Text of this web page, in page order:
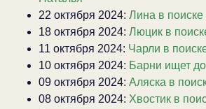
22 октября 2024: Лина в
18 октября 2024: Люцик в
11 октября 2024: Чарли в
10 октября 2024: Барни ищет
09 октября 2024: Аляска в
08 октября 2024: Хвостик в